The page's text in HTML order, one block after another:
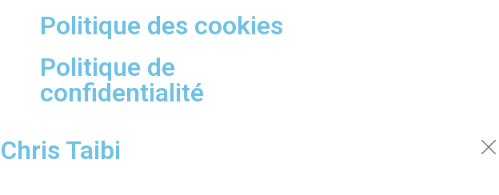
Politique des cookies
Politique de
confidentialité
Taibi